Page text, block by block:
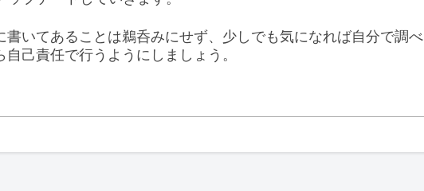
書いてあることは鵜呑みにせず、少しでも気になれば自分で調べ
自己責任で行うようにしましょう。